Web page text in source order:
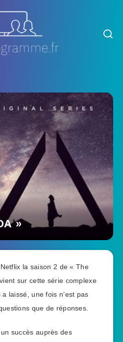
»
la saison 2 de « The
sur cette série complexe
laissé, une fois n’est pas
que de réponses.
succès auprès des